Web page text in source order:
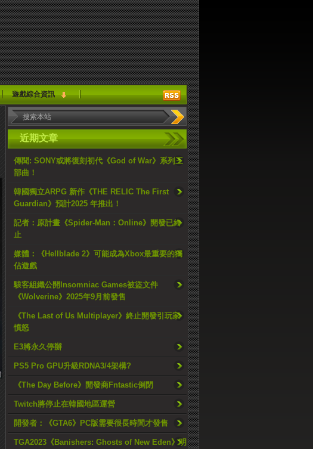
遊戲綜合資訊
近期文章
傳聞: SONY或將復刻初代《God of War》系列三
部曲！
韓國獨立ARPG 新作《THE RELIC The First
Guardian》預計2025 年推出！
記者：原計畫《Spider-Man：Online》開發已終
止
媒體：《Hellblade 2》可能成為Xbox最重要的獨
佔遊戲
駭客組織公開Insomniac Games被盜文件
《Wolverine》2025年9月前發售
《The Last of Us Multiplayer》終止開發引玩家
憤怒
E3將永久停辦
PS5 Pro GPU升級RDNA3/4架構?
《The Day Before》開發商Fntastic倒閉
Twitch將停止在韓國地區運營
開發者：《GTA6》PC版需要很長時間才發售
TGA2023《Banishers: Ghosts of New Eden》明